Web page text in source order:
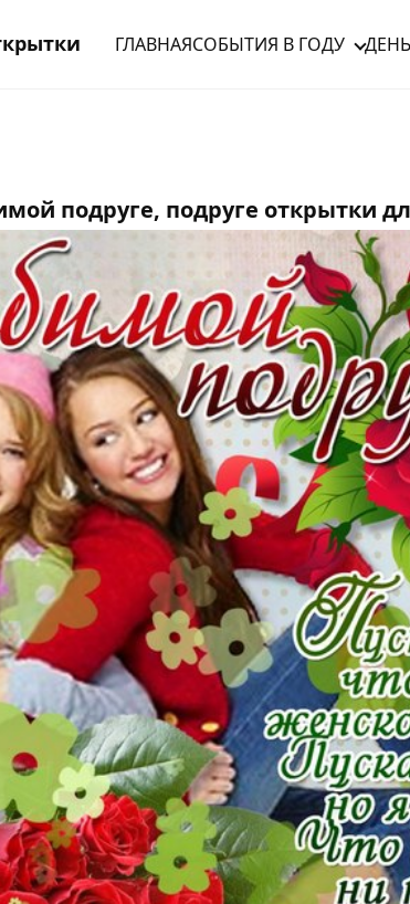
ГЛАВНАЯСОБЫТИЯ В ГОДУ
подруге, подруге открытки